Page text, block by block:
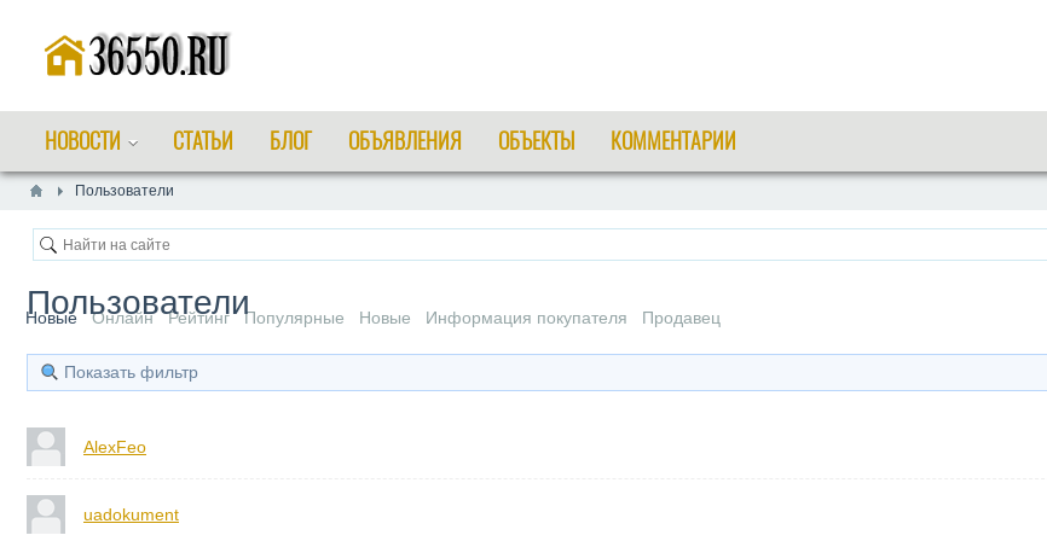
НОВОСТИ СТАТЬИ БЛОГ ОБЪЯВЛЕНИЯ ОБЪЕКТЫ КОММЕНТАРИИ
Пользователи
Пользователи
Новые Онлайн Рейтинг Популярные Новые Информация покупателя Продавец
Показать фильтр
AlexFeo
uadokument